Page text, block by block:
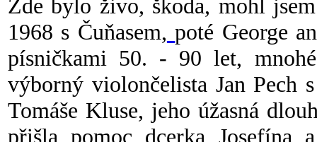
Zde bylo živo, škoda, mohl
1968 s Čuňasem, poté George
písničkami 50. - 90 let,
výborný violončelista Jan Pech
Tomáše Kluse, jeho úžasná
přišla pomoc dcerka Josefína